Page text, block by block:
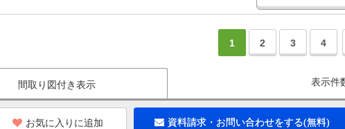
1 2 3 4
間取り図付き表示 表示件
お気に入りに追加 資料請求・お問い合わせをする(無料)